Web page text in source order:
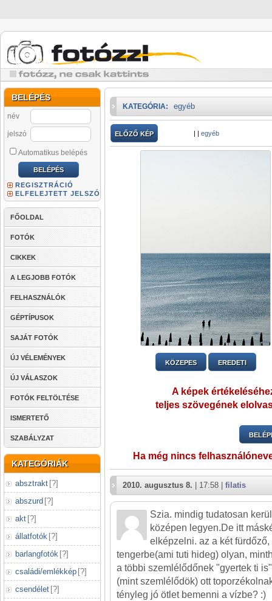
BELÉPÉS
név
jelszó
Automatikus belépés
REGISZTRÁCIÓ
ELFELEJTETT JELSZÓ
FŐOLDAL
FOTÓK
CIKKEK
A LEGJOBB FOTÓK
FELHASZNÁLÓK
GÉPTÍPUSOK
SAJÁT FOTÓK
ÚJ VÉLEMÉNYEK
ÚJ VÁLASZOK
FOTÓK FELTÖLTÉSE
ISMERTETŐ
SZABÁLYZAT
KATEGÓRIÁK
absztrakt [?]
abszurd [?]
akt [?]
állatfotók [?]
barlangfotók [?]
családi/emlékkép [?]
csendélet [?]
KATEGÓRIA: egyéb
ELŐZŐ KÉP | | egyéb
KÖZEPES EREDETI
A képek
teljes szövegének
Ha még nincs
2010. augusztus 8. | 17:58 | filatis
Szia. mindig tudatosan
középen legyen.De itt
elképzelni. az a két
tengerbe(ami tuti hideg) olyan,
a többi szemlélődőnek "gyertek ti
(mint szemlélődök) ott
tényleg jó ötlet bemenni a vízbe? :)